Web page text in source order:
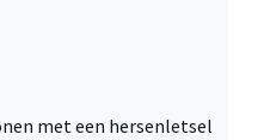
met een hersenletsel